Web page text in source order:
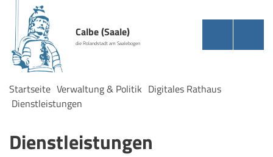
Calbe (Saale)
die Rolandstadt am Saalebogen
Startseite Verwaltung & Politik Digitales Rathaus
Dienstleistungen
Dienstleistungen